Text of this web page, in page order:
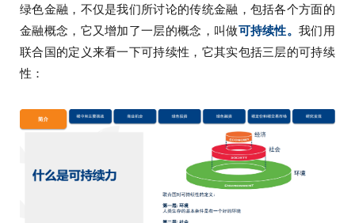
绿色金融，不仅是我们所讨论的传统金融，包括各个方面的
金融概念，它又增加了一层的概念，叫做可持续性。我们用
联合国的定义来看一下可持续性，它其实包括三层的可持续
性：